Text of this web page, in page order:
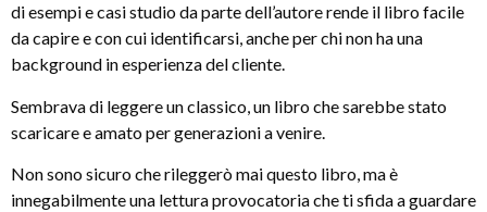
di esempi e casi studio da parte dell’autore rende il libro facile
da capire e con cui identificarsi, anche per chi non ha una
background in esperienza del cliente.
Sembrava di leggere un classico, un libro che sarebbe stato
scaricare e amato per generazioni a venire.
Non sono sicuro che rileggerò mai questo libro, ma è
innegabilmente una lettura provocatoria che ti sfida a guardare